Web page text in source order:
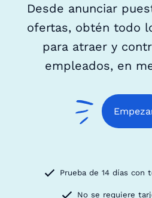
Desde anunciar
ofertas, obtén todo
para atraer y
empleados, en
Prueba de 14 días con
No se requiere